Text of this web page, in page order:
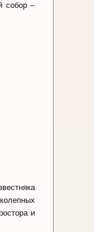
собор –
и